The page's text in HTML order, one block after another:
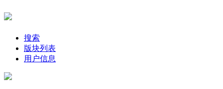
搜索
版块列表
用户信息